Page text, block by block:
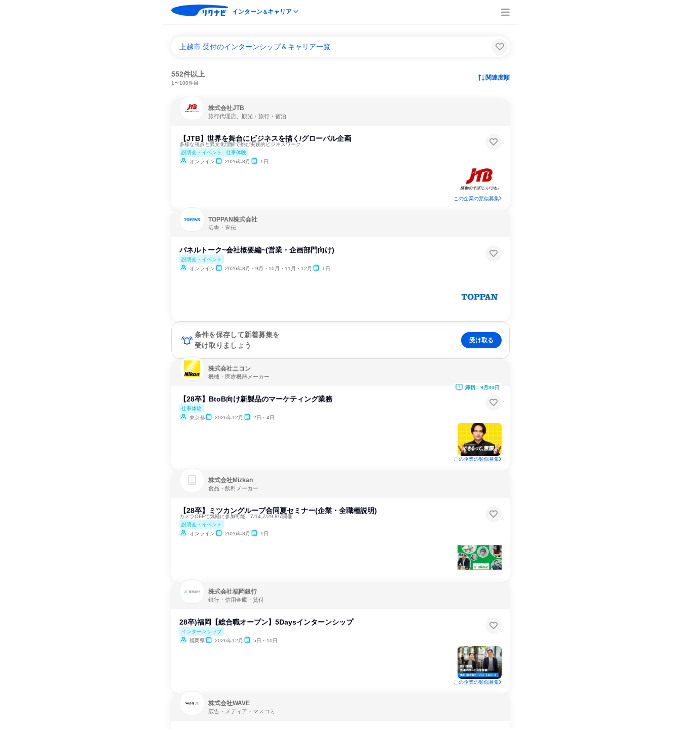
インターン＆キャリア
上越市 受付のインターンシップ＆キャリア一覧
552件以上
1〜100件目
関連度順
株式会社JTB
旅行代理店、観光・旅行・宿泊
【JTB】世界を舞台にビジネスを描く/グローバル企画
多様な視点と異文化理解で挑む実践的ビジネスワーク
説明会・イベント
仕事体験
オンライン
2026年8月 1日
この企業の類似募集
TOPPAN株式会社
広告・宣伝
パネルトーク~会社概要編~(営業・企画部門向け)
説明会・イベント
オンライン
2026年8月・9月・10月・11月・12月 1日
条件を保存して新着募集を
受け取りましょう
受け取る
株式会社ニコン
機械・医療機器メーカー
【28卒】BtoB向け新製品のマーケティング業務
仕事体験
東京都
2026年12月 2日～4日
締切：9月30日
この企業の類似募集
株式会社Mizkan
食品・飲料メーカー
【28卒】ミツカングループ合同夏セミナー(企業・全職種説明)
カメラOFFで気軽に参加可能 7/14,7/29,8/7開催
説明会・イベント
オンライン
2026年8月 1日
株式会社福岡銀行
銀行・信用金庫・貸付
28卒)福岡【総合職オープン】5Daysインターンシップ
インターンシップ
福岡県
2026年12月 5日～10日
この企業の類似募集
株式会社WAVE
広告・メディア・マスコミ